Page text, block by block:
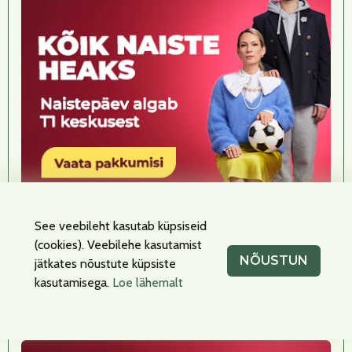
KUNST & HOBI
Valik tooteid kuni -40%.
Pakkumine kehtib 27.02–08.03.2026.
See veebileht kasutab küpsiseid
(cookies). Veebilehe kasutamist
jätkates nõustute küpsiste
kasutamisega. Loe lähemalt
NÕUSTUN